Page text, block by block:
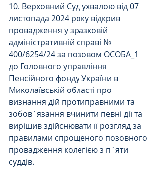
10. Верховний Суд ухвалою від 07
листопада 2024 року відкрив
провадження у зразковій
адміністративній справі №
400/6254/24 за позовом ОСОБА_1
до Головного управління
Пенсійного фонду України в
Миколаївській області про
визнання дій протиправними та
зобов`язання вчинити певні дії та
вирішив здійснювати її розгляд за
правилами спрощеного позовного
провадження колегією з п`яти
суддів.